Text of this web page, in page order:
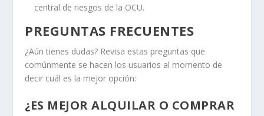
central de riesgos de la OCU.
PREGUNTAS FRECUENTES
¿Aún tienes dudas? Revisa estas preguntas que
comúnmente se hacen los usuarios al momento de
decir cuál es la mejor opción:
¿ES MEJOR ALQUILAR O COMPRAR